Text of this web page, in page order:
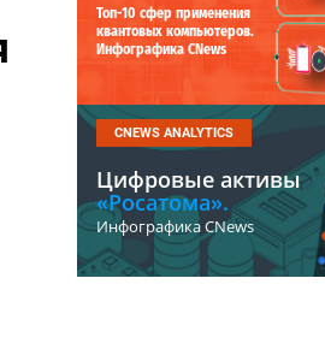
Топ-10 сфер применения
квантовых компьютеров.
Инфографика CNews
CNEWS ANALYTICS
Цифровые активы
«Росатома».
Инфографика CNews